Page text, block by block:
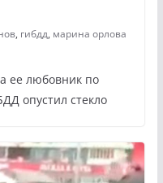
, гибдд, марина орлова
ее любовник по
опустил стекло